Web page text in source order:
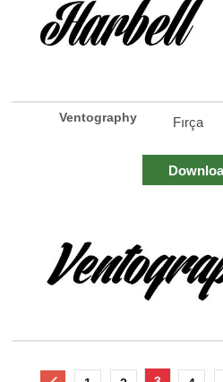
Ventography Fırça